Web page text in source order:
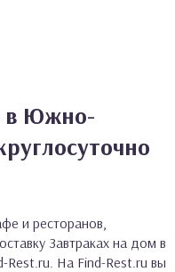
в Южно-
и ресторанов,
Завтраках на дом в
Rest.ru. На Find-Rest.ru вы